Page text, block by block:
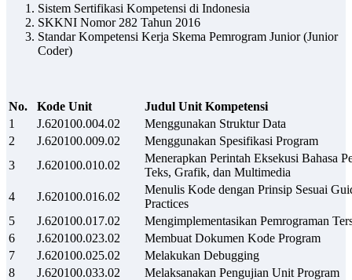
Sistem Sertifikasi Kompetensi di Indonesia
SKKNI Nomor 282 Tahun 2016
Standar Kompetensi Kerja Skema Pemrogram Junior (Junior
Coder)
No. Kode Unit
Judul Unit Kompetensi
1
J.620100.004.02
Menggunakan Struktur Data
2
J.620100.009.02
Menggunakan Spesifikasi Program
3
J.620100.010.02
Menerapkan Perintah Eksekusi Bahasa
Teks, Grafik, dan Multimedia
4
J.620100.016.02
Menulis Kode dengan Prinsip Sesuai
Practices
5
J.620100.017.02
Mengimplementasikan Pemrograman
6
J.620100.023.02
Membuat Dokumen Kode Program
7
J.620100.025.02
Melakukan Debugging
8
J.620100.033.02 Melaksanakan Pengujian Unit Program